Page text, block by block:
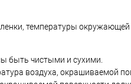
температуры окружающей
быть чистыми и сухими.
воздуха, окрашиваемой